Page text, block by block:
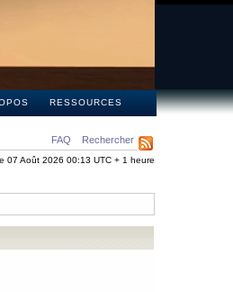
RESSOURCES
FAQ Rechercher
07 Août 2026 00:13 UTC + 1 heure